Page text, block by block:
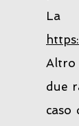
La
Altro
due
caso